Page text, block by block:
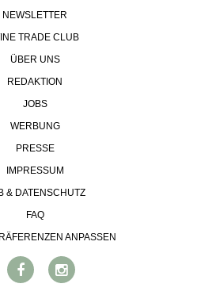
NEWSLETTER
TRADE CLUB
ÜBER UNS
REDAKTION
JOBS
WERBUNG
PRESSE
IMPRESSUM
& DATENSCHUTZ
FAQ
ANPASSEN